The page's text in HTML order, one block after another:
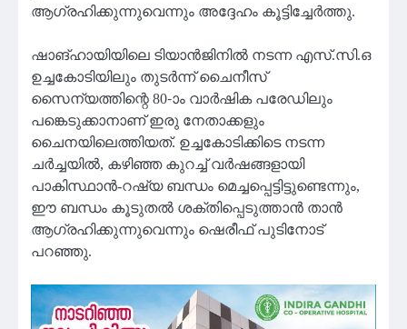
ആഗ്രഹിക്കുന്നുവെന്നും അദ്ദേഹം കൂട്ടിച്ചേര്‍ത്തു.
ഷാങ്ഹായിയിലെ ടിയാന്‍ജിനില്‍ നടന്ന എസ്.സി.ഒ
ഉച്ചകോടിയിലും തുടര്‍ന്ന് ചൈനീസ്
സൈന്യത്തിന്റെ 80-ാം വാര്‍ഷിക പരേഡിലും
പങ്കെടുക്കാനാണ് ഇരു നേതാക്കളും
ചൈനയിലെത്തിയത്. ഉച്ചകോടിക്കിടെ നടന്ന
ചര്‍ച്ചയില്‍, കഴിഞ്ഞ കുറച്ച് വര്‍ഷങ്ങളായി
പാകിസ്ഥാന്‍-റഷ്യ ബന്ധം മെച്ചപ്പെട്ടിട്ടുണ്ടെന്നും,
ഈ ബന്ധം കൂടുതല്‍ ശക്തിപ്പെടുത്താന്‍ താന്‍
ആഗ്രഹിക്കുന്നുവെന്നും ഷെരീഫ് പുടിനോട്
പറഞ്ഞു.